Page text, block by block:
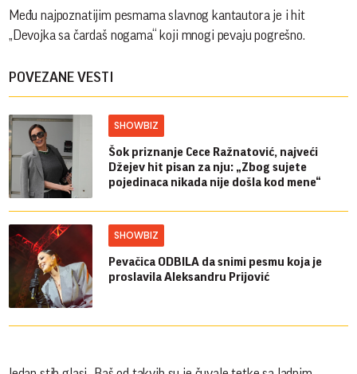
Među najpoznatijim pesmama slavnog kantautora je i hit
„Devojka sa čardaš nogama“ koji mnogi pevaju pogrešno.
POVEZANE VESTI
SHOWBIZ
Šok priznanje Cece Ražnatović, najveći
Džejev hit pisan za nju: „Zbog sujete
pojedinaca nikada nije došla kod mene“
SHOWBIZ
Pevačica ODBILA da snimi pesmu koja je
proslavila Aleksandru Prijović